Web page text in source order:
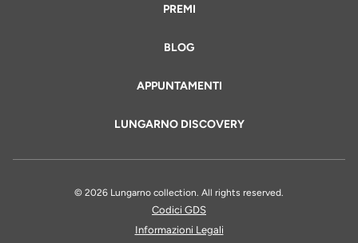
PREMI
BLOG
APPUNTAMENTI
LUNGARNO DISCOVERY
© 2026 Lungarno collection. All rights reserved.
Codici GDS
Informazioni Legali